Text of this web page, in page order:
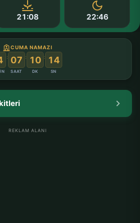
21:08 22:46
CUMA NAMAZI
: 07
SAAT
: 10
DK
: 13
SN
REKLAM ALANI